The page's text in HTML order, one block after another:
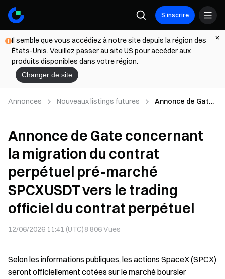
S’inscrire
Il semble que vous accédiez à notre site depuis la région des
États-Unis. Veuillez passer au site US pour accéder aux
produits disponibles dans votre région.
Changer de site
Annonces Nouveaux listings futures
Annonce de Gate
contrat perpétuel
pré-marché
SPCXUSDT vers le
trading officiel du
contrat perpétuel
Annonce de Gate concernant
la migration du contrat
perpétuel pré-marché
SPCXUSDT vers le trading
officiel du contrat perpétuel
12/06/2026 11:41 (UTC)8 806Vues
Selon les informations publiques, les actions SpaceX (SPCX)
seront officiellement cotées sur le marché boursier